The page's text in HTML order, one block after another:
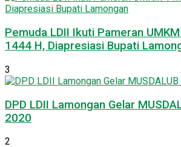
Pemuda LDII Ikuti Pameran
1444 H, Diapresiasi Bupati
3
DPD LDII Lamongan Gelar
2020
2